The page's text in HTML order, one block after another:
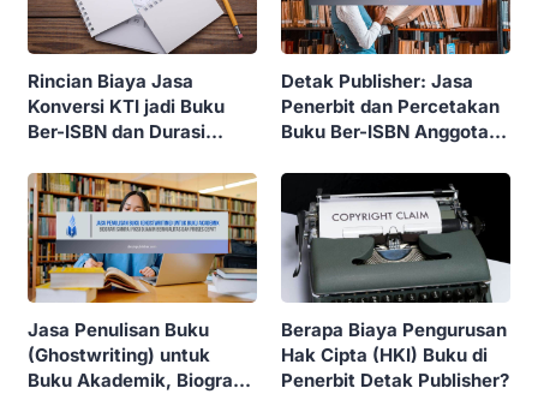
Rincian Biaya Jasa
Konversi KTI jadi Buku
Ber-ISBN dan Durasi
Publisher
Detak Publisher: Jasa
Penerbit dan Percetakan
Buku Ber-ISBN Anggota
Murah
Jasa Penulisan Buku
(Ghostwriting) untuk
Buku Akademik, Biografi
Berapa Biaya Pengurusan
Hak Cipta (HKI) Buku di
Penerbit Detak Publisher?